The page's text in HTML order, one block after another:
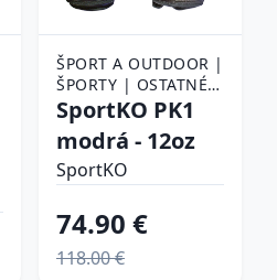
ŠPORT A OUTDOOR |
ŠPORTY | OSTATNÉ
ŠPORTY | BOJOVÉ
ŠPORTY | BOX |
BOXERSKÉ RUKAVICE
SportKO PK1
modrá - 12oz
SportKO
74.90 €
118.00 €